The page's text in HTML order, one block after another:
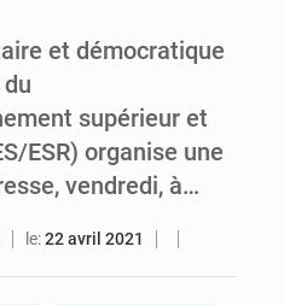
Sénégal : Ousmane Diagne prêtera serment le 11 août comme président du Conseil constitutionnel
et démocratique
supérieur et
ESR) organise une
vendredi, à…
le:22 avril 2021